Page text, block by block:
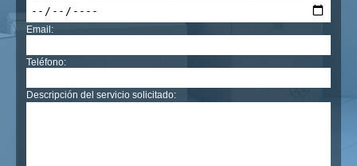
Email:
Teléfono:
Descripción del servicio solicitado: